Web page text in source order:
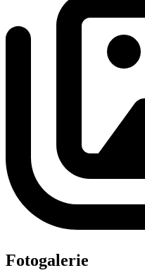
Fotogalerie